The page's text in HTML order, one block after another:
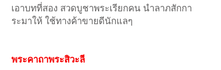
เอาบทที่สอง สวดบูชาพระเรียกคน นำลาภสักกา
ระมาให้ ใช้ทางค้าขายดีนักแลๆ
พระคาถาพระสิวะลี